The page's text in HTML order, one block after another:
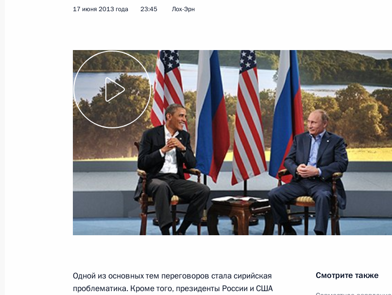
8 октября 2013 года, вторник
Заявление для прессы и ответы на вопросы журналистов
по окончании саммита АТЭС
8 октября 2013 года, 12:00 Индонезия, остров Бали
1
23 сентября 2013 года, понедельник
Заявление для прессы по итогам заседания Совета коллективной
безопасности ОДКБ
23 сентября 2013 года, 16:50 Сочи
Пресс-конференция Владимира Путина по итогам саммита
17 июня 2013 года 23:45 Лох-Эрн
Смотрите также
Одной из основных тем переговоров стала сирийская
проблематика. Кроме того, президенты России и США